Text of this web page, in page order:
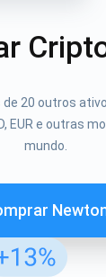
20 outros
EUR e outras
mundo.